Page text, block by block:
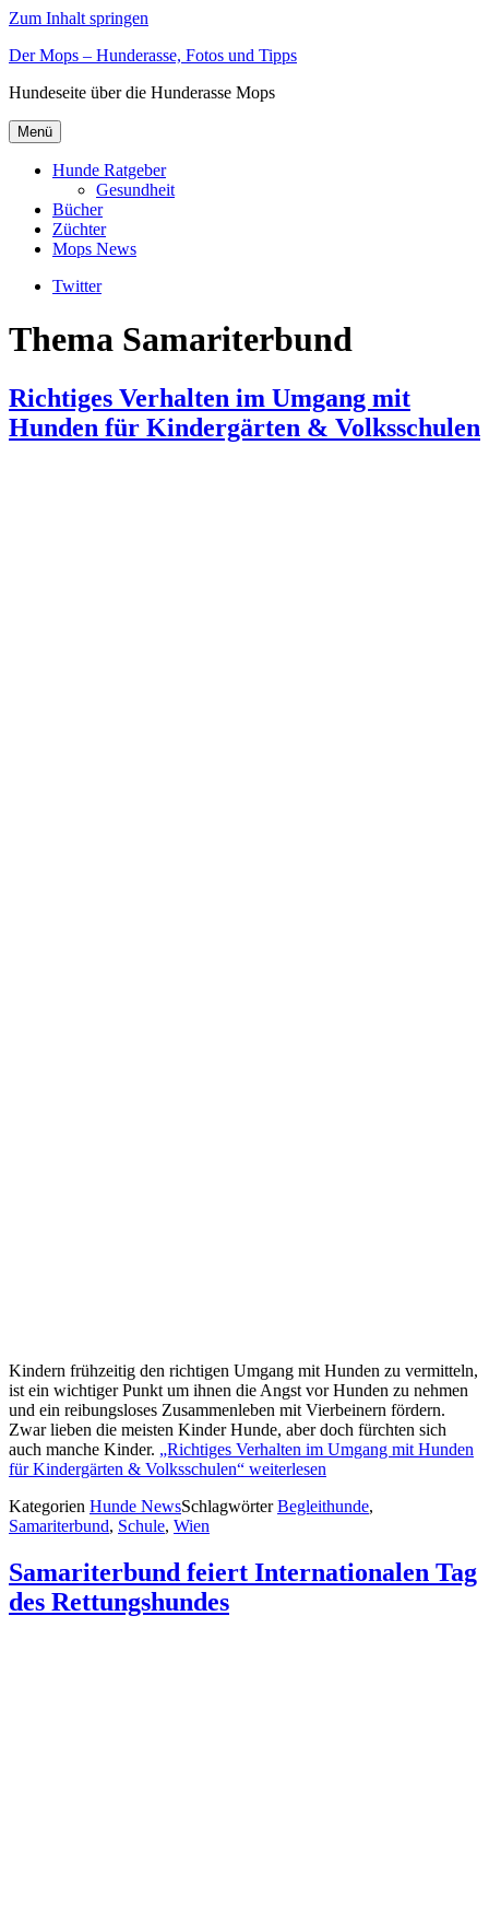
Zum Inhalt springen
Der Mops – Hunderasse, Fotos und Tipps
Hundeseite über die Hunderasse Mops
Menü
Hunde Ratgeber
Gesundheit
Bücher
Züchter
Mops News
Twitter
Thema Samariterbund
Richtiges Verhalten im Umgang mit
Hunden für Kindergärten & Volksschulen
Kindern frühzeitig den richtigen Umgang mit Hunden zu vermitteln,
ist ein wichtiger Punkt um ihnen die Angst vor Hunden zu nehmen
und ein reibungsloses Zusammenleben mit Vierbeinern fördern.
Zwar lieben die meisten Kinder Hunde, aber doch fürchten sich
auch manche Kinder. „Richtiges Verhalten im Umgang mit Hunden
für Kindergärten & Volksschulen“ weiterlesen
Kategorien Hunde NewsSchlagwörterBegleithunde,
Samariterbund, Schule, Wien
Samariterbund feiert Internationalen Tag
des Rettungshundes